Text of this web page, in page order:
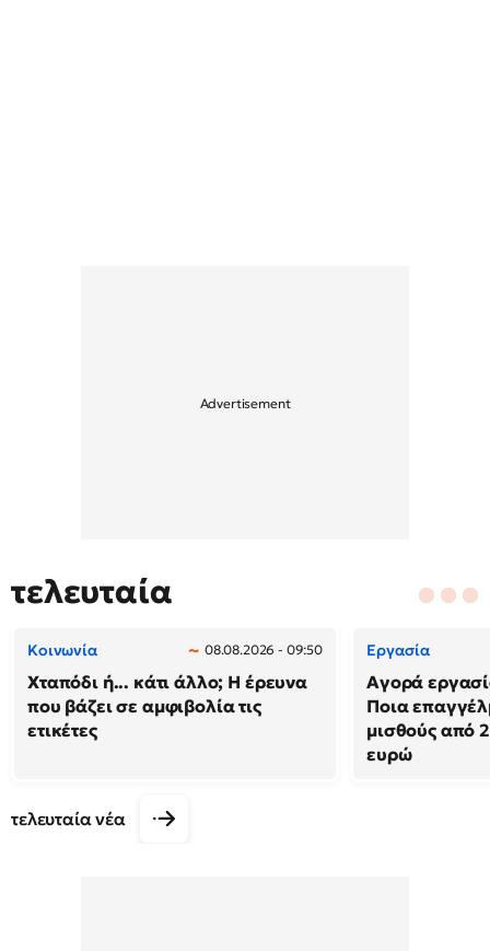
τελευταία
Κοινωνία 08.08.2026 - 09:50
Χταπόδι ή... κάτι άλλο; Η έρευνα
που βάζει σε αμφιβολία τις
ετικέτες
Εργασία
Αγορά
Ποια
μισθούς από
ευρώ
τελευταία νέα